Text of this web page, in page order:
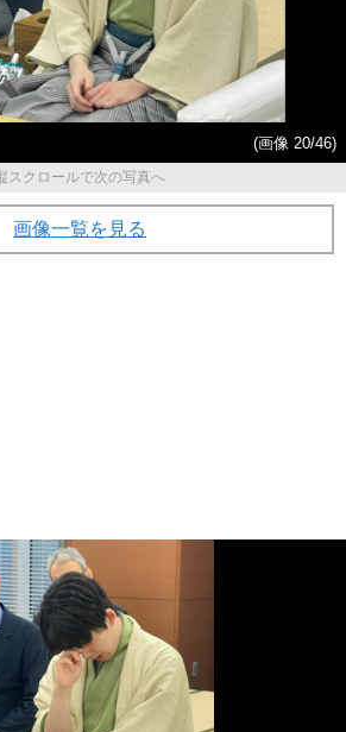
(画像 20/46)
スクロールで次の写真へ
画像一覧を見る